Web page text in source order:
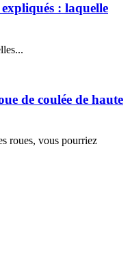
: laquelle
de coulée de haute
roues, vous pourriez